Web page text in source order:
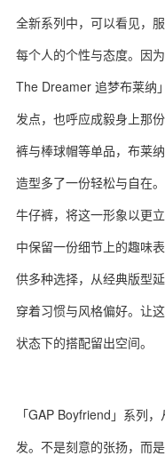
全新系列中，可以看见，
每个人的个性与态度。因
The Dreamer 追梦布莱纳
发点，也呼应成毅身上那
裤与棒球帽等单品，布莱
造型多了一份轻松与自在
牛仔裤，将这一形象以更
中保留一份细节上的趣味
供多种选择，从经典版型
穿着习惯与风格偏好。让
状态下的搭配留出空间。
「GAP Boyfriend」系列
发。不是刻意的张扬，而